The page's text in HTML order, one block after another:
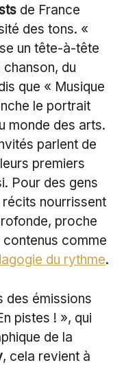
de France
des tons. «
un tête-à-tête
du
que « Musique
le portrait
monde des arts.
parlent de
premiers
Pour des gens
nourrissent
proche
contenus comme
du rythme.
des émissions
pistes ! », qui
de la
, cela revient à